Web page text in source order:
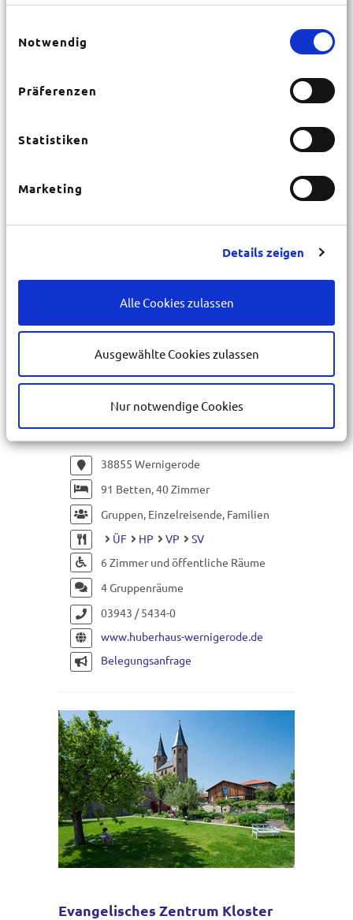
Notwendig
Präferenzen
Statistiken
Marketing
Details zeigen
Alle Cookies zulassen
Ausgewählte Cookies zulassen
Nur notwendige Cookies
Huberhaus
www.huberhaus-wernigerode.de
38855 Wernigerode
91 Betten, 40 Zimmer
Gruppen, Einzelreisende, Familien
ÜF
HP VP
SV
6 Zimmer und öffentliche Räume
4 Gruppenräume
03943 / 5434-0
www.huberhaus-wernigerode.de
Belegungsanfrage
Evangelisches Zentrum Kloster